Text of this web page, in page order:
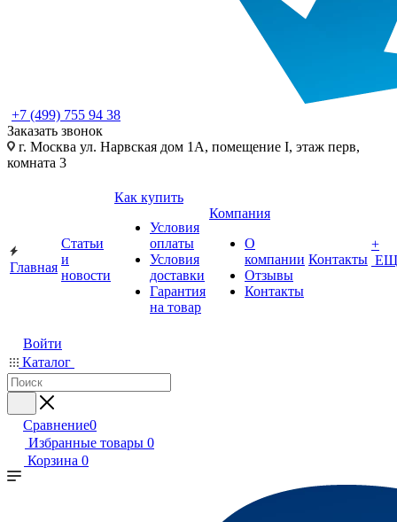
+7 (499) 755 94 38
Заказать звонок
г. Москва ул. Нарвская дом 1А, помещение I, этаж перв,
комната 3
Главная
Статьи
и
новости
Как купить
Условия
оплаты
Условия
доставки
Гарантия
на товар
Компания
О
компании
Отзывы
Контакты
Контакты
+
Войти
Каталог
Сравнение0
Избранные товары 0
Корзина 0